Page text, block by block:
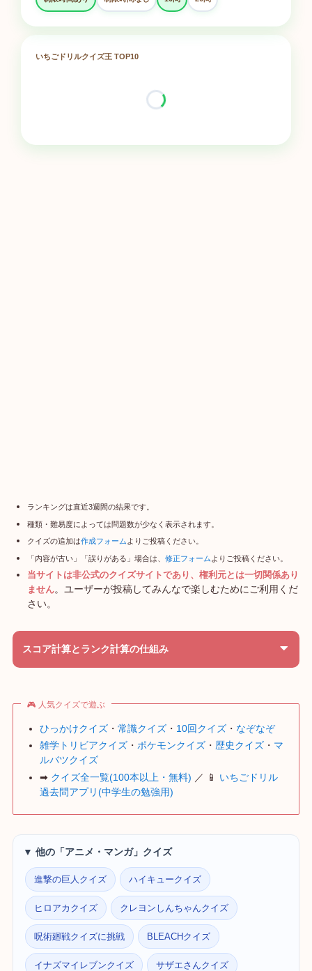
いちごドリルクイズ王 TOP10
ランキングは直近3週間の結果です。
種類・難易度によっては問題数が少なく表示されます。
クイズの追加は作成フォーム よりご投稿ください。
「内容が古い」「誤りがある」場合は、 修正フォーム よりご投稿ください。
当サイトは非公式のクイズサイトであり、権利元とは一切関係あり
ません。ユーザーが投稿してみんなで楽しむためにご利用くだ
さい。
スコア計算とランク計算の仕組み
🎮 人気クイズで遊ぶ
ひっかけクイズ ・常識クイズ ・ 10回クイズ ・ なぞなぞ
雑学トリビアクイズ ・ポケモンクイズ ・ 歴史クイズ ・ マ
ルバツクイズ
➡ クイズ全一覧(100本以上・無料) ／ 📱 いちごドリル
過去問アプリ(中学生の勉強用)
▼ 他の「アニメ・マンガ」クイズ
進撃の巨人クイズ ハイキュークイズ
ヒロアカクイズ クレヨンしんちゃんクイズ
呪術廻戦クイズに挑戦 BLEACHクイズ
イナズマイレブンクイズ サザエさんクイズ